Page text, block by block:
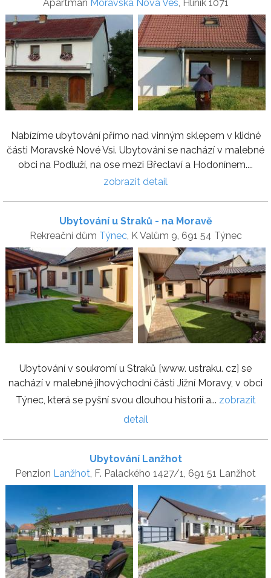
Apartmán Moravská Nová Ves , Hliník 1071
Nabízíme ubytování přímo nad vinným sklepem v klidné
části Moravské Nové Vsi. Ubytování se nachází v malebné
obci na Podluží, na ose mezi Břeclaví a Hodonínem....
zobrazit detail
Ubytování u Straků - na Moravě
Rekreační dům Týnec, K Valům 9, 691 54 Týnec
Ubytování v soukromí u Straků [www. ustraku. cz] se
nachází v malebné jihovýchodní části Jižní Moravy, v obci
Týnec, která se pyšní svou dlouhou historií a... zobrazit
detail
Ubytování Lanžhot
Penzion Lanžhot, F. Palackého 1427/1, 691 51 Lanžhot